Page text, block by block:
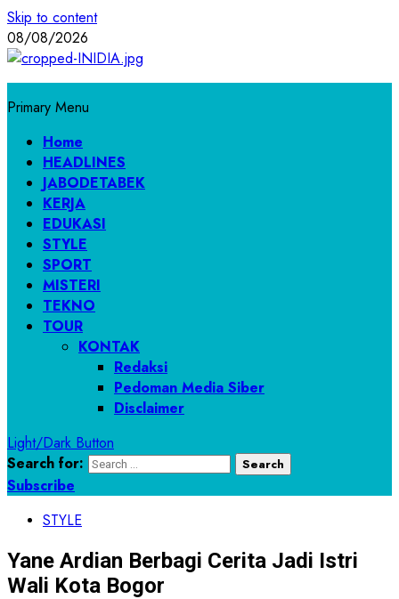
Skip to content
08/08/2026
Primary Menu
Home
HEADLINES
JABODETABEK
KERJA
EDUKASI
STYLE
SPORT
MISTERI
TEKNO
TOUR
KONTAK
Redaksi
Pedoman Media Siber
Disclaimer
Light/Dark Button
Search for:
Subscribe
STYLE
Yane Ardian Berbagi Cerita Jadi Istri
Wali Kota Bogor